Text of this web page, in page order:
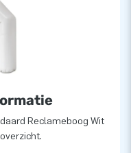
Reclameboog Wit